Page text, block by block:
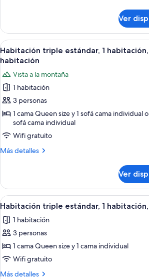
en
la
habitación
cuádruple
estándar,
2
habitaciones,
en
la
habitación
Ver
Ver
todas
fotos
de
Habitación
triple
estándar,
1
habitación,
la
habitación
Una
12
Habitación triple estándar, 1
habitación
Vista a la montaña
1 habitación
3 personas
1 cama Queen size y 1 sofá cama individual
sofá cama individual
Wifi gratuito
Más detalles
Más
triple
estándar,
1
baño
en
habitación
Ver
Ver
todas
las
fotos
de
Habitación
triple
Un
13
Habitación triple estándar, 1
1 habitación
3 personas
1 cama Queen size y 1 cama individual
Wifi gratuito
Más detalles
Más